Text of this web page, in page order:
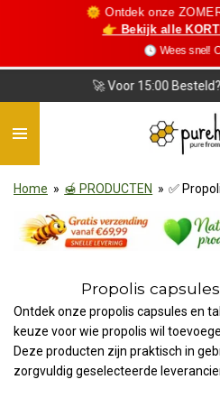
🌞 Ontdek onze
👉 Bekijk alle
🕓 Wees snel!
🚀 Voor 15:00
Home » 🍯 PRODUCTEN » ✅
Propolis
Ontdek onze propolis capsules en
keuze voor wie propolis wil
Deze producten zijn praktisch in
zorgvuldig geselecteerde